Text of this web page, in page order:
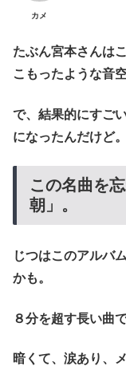
カメ
たぶん宮本さんは
こもったような音
で、結果的にすご
になったんだけど。
この名曲を
朝」。
じつはこのアルバ
かも。
８分を超す長い曲
暗くて、涙あり、